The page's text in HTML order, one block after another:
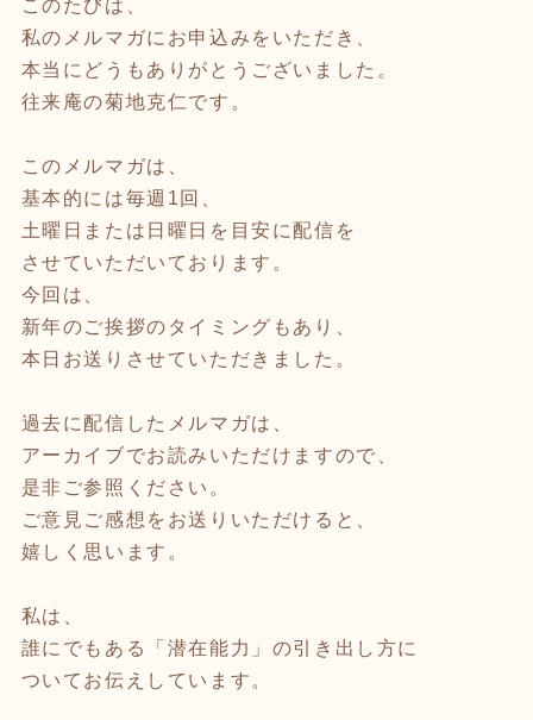
このたびは、
私のメルマガにお申込みをいただき、
本当にどうもありがとうございました。
往来庵の菊地克仁です。
このメルマガは、
基本的には毎週1回、
土曜日または日曜日を目安に配信を
させていただいております。
今回は、
新年のご挨拶のタイミングもあり、
本日お送りさせていただきました。
過去に配信したメルマガは、
アーカイブでお読みいただけますので、
是非ご参照ください。
ご意見ご感想をお送りいただけると、
嬉しく思います。
私は、
誰にでもある「潜在能力」の引き出し方に
ついてお伝えしています。